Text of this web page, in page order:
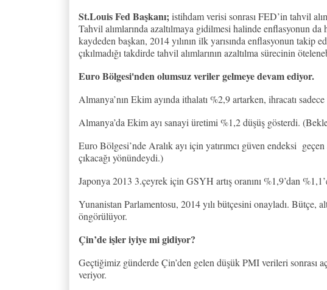
St.Louis Fed Başkanı; istihdam verisi sonrası FED’in tahvil
Tahvil alımlarında azaltılmaya gidilmesi halinde enflasyonun
kaydeden başkan, 2014 yılının ilk yarısında enflasyonun takip
çıkılmadığı takdirde tahvil alımlarının azaltılma sürecinin
Euro Bölgesi'nden olumsuz veriler gelmeye devam ediyor.
Almanya’nın Ekim ayında ithalatı %2,9 artarken, ihracatı
Almanya’da Ekim ayı sanayi üretimi %1,2 düşüş gösterdi.
Euro Bölgesi’nde Aralık ayı için yatırımcı güven endeksi
çıkacağı yönündeydi.)
Japonya 2013 3.çeyrek için GSYH artış oranını %1,9’dan
Yunanistan Parlamentosu, 2014 yılı bütçesini onayladı. Bütçe,
öngörülüyor.
Çin’de işler iyiye mi gidiyor?
Geçtiğimiz günderde Çin’den gelen düşük PMI verileri sonrası
veriyor.